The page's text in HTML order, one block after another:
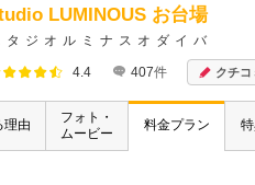
LUMINOUS お台場
タジオルミナスオダイバ
4.4 407件 クチコ
理由
フォト・
ムービー
料金プラン